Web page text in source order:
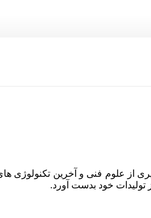
از علوم فنی و آخرین تکنولوژی
تولیدات خود بدست آورد.